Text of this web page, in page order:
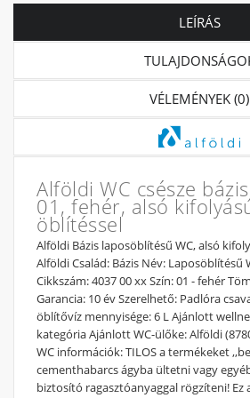
LEÍRÁS
VÉLEMÉNYEK (0)
Alföldi WC csésze
01, fehér, alsó
öblítéssel
Alföldi Bázis laposöblítésű WC, alsó
Alföldi Család: Bázis Név: Laposöblítésű
Cikkszám: 4037 00 xx Szín: 01 - fehér
Garancia: 10 év Szerelhető: Padlóra
öblítővíz mennyisége: 6 L Ajánlott
kategória Ajánlott WC-ülőke: Alföldi
WC információk: TILOS a termékeket
cementhabarcs ágyba ültetni vagy
biztosító ragasztóanyaggal rögzíteni! Ez